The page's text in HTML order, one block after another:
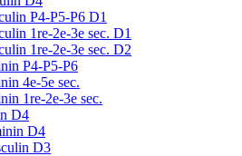
P4-P5-P6 D1
1re-2e-3e sec. D1
1re-2e-3e sec. D2
P4-P5-P6
4e-5e sec.
1re-2e-3e sec.
D4
D4
D3